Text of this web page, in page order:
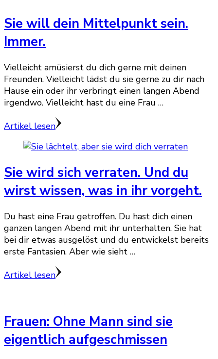
Sie will dein Mittelpunkt sein.
Immer.
Vielleicht amüsierst du dich gerne mit deinen
Freunden. Vielleicht lädst du sie gerne zu dir nach
Hause ein oder ihr verbringt einen langen Abend
irgendwo. Vielleicht hast du eine Frau …
Artikel lesen
Sie wird sich verraten. Und du
wirst wissen, was in ihr vorgeht.
Du hast eine Frau getroffen. Du hast dich einen
ganzen langen Abend mit ihr unterhalten. Sie hat
bei dir etwas ausgelöst und du entwickelst bereits
erste Fantasien. Aber wie sieht …
Artikel lesen
Frauen: Ohne Mann sind sie
eigentlich aufgeschmissen